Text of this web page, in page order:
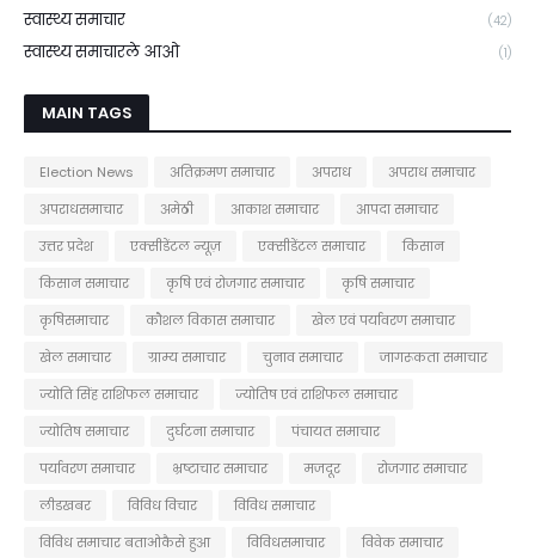
स्वास्थ्य समाचार (42)
स्वास्थ्य समाचारले आओ (1)
MAIN TAGS
Election News अतिक्रमण समाचार अपराध
अपराध समाचार
अपराधसमाचार
अमेठी आकाश समाचार
आपदा समाचार
उत्तर प्रदेश
एक्सीडेंटल न्यूज़ एक्सीडेंटल समाचार
किसान
किसान समाचार
कृषि एवं रोजगार समाचार
कृषि समाचार
कृषिसमाचार
कौशल विकास समाचार
खेल एवं पर्यावरण समाचार
खेल समाचार
ग्राम्य समाचार चुनाव समाचार
जागरूकता समाचार
ज्योति सिंह राशिफल समाचार
ज्योतिष एवं राशिफल समाचार
ज्योतिष समाचार
दुर्घटना समाचार
पंचायत समाचार
पर्यावरण समाचार
भ्रष्टाचार समाचार मजदूर
रोजगार समाचार
लीडखबर
विविध विचार
विविध समाचार
विविध समाचार बताओकैसे हुआ
विविधसमाचार
विवेक समाचार